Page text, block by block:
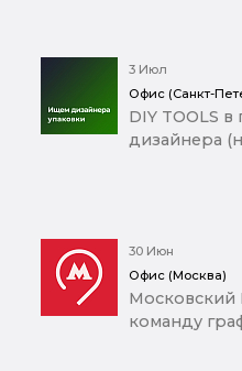
3 Июл
Офис (Санкт-
DIY TOOLS
дизайнера
30 Июн
Офис (Москва)
Московский
команду